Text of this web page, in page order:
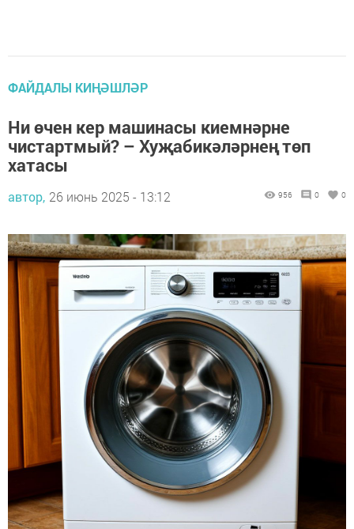
ФАЙДАЛЫ КИҢӘШЛӘР
Ни өчен кер машинасы киемнәрне
чистартмый? – Хуҗабикәләрнең төп
хатасы
автор, 26 июнь 2025 - 13:12 956 0 0